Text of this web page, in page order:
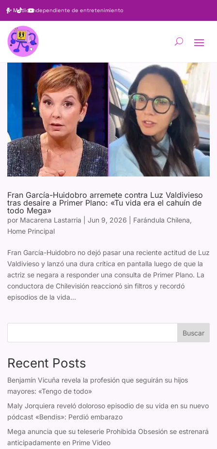
✨ Medio independiente de entretenimiento
Fran García-Huidobro arremete contra Luz Valdivieso
tras desaire a Primer Plano: «Tu vida era el cahuín de
todo Mega»
por Macarena Lastarria Jun 9, 2026 Farándula Chilena,
Home Principal
Fran García-Huidobro no dejó pasar una reciente actitud de Luz
Valdivieso y lanzó una dura crítica en pantalla luego de que la
actriz se negara a responder una consulta de Primer Plano. La
conductora de Chilevisión reaccionó sin filtros y recordó
episodios de la vida...
Buscar
Recent Posts
Benjamín Vicuña revela la profesión que seguirán su hijos
mayores: «Tengo de todo»
Maly Jorquiera reveló doloroso episodio de su vida en su nuevo
pódcast «Bendis»: Perdió embarazo
Mega anuncia que su teleserie Prohibida Obsesión se estrenará
anticipadamente en Prime Video